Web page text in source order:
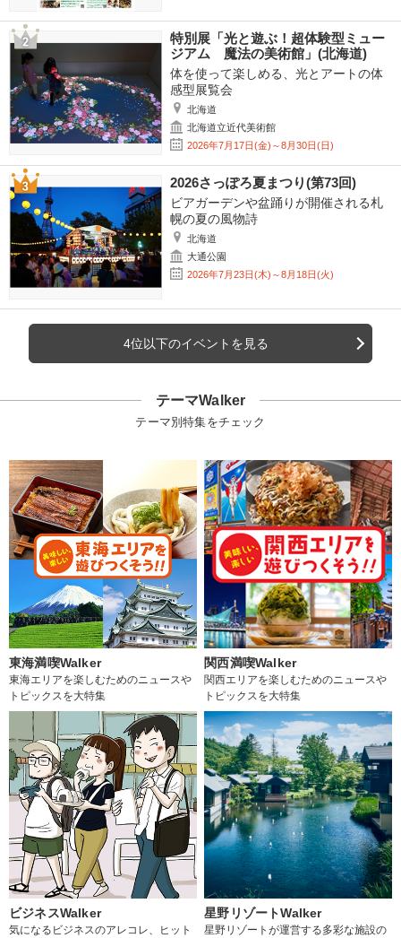
特別展「光と遊ぶ！超体験型ミュー
ジアム 魔法の美術館」(北海道)
体を使って楽しめる、光とアートの体
感型展覧会
北海道
北海道立近代美術館
2026年7月17日(金)～8月30日(日)
2026さっぽろ夏まつり(第73回)
ビアガーデンや盆踊りが開催される札
幌の夏の風物詩
北海道
大通公園
2026年7月23日(木)～8月18日(火)
4位以下のイベントを見る
テーマWalker
テーマ別特集をチェック
東海満喫Walker
東海エリアを楽しむためのニュースや
トピックスを大特集
関西満喫Walker
関西エリアを楽しむためのニュースや
トピックスを大特集
ビジネスWalker
気になるビジネスのアレコレ、ヒット
星野リゾートWalker
星野リゾートが運営する多彩な施設の